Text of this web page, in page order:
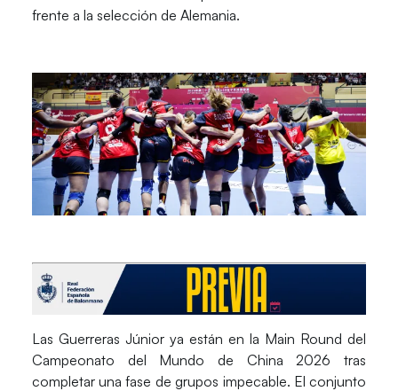
frente a la selección de Alemania.
Las Guerreras Júnior ya están en la Main Round del
Campeonato del Mundo de China 2026 tras
completar una fase de grupos impecable. El conjunto